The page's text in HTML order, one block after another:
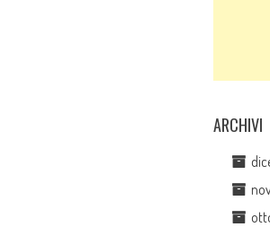
ARCHIVI